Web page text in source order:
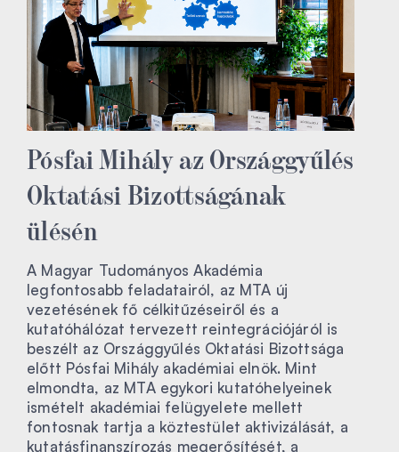
Pósfai Mihály az Országgyűlés
Oktatási Bizottságának
ülésén
A Magyar Tudományos Akadémia
legfontosabb feladatairól, az MTA új
vezetésének fő célkitűzéseiről és a
kutatóhálózat tervezett reintegrációjáról is
beszélt az Országgyűlés Oktatási Bizottsága
előtt Pósfai Mihály akadémiai elnök. Mint
elmondta, az MTA egykori kutatóhelyeinek
ismételt akadémiai felügyelete mellett
fontosnak tartja a köztestület aktivizálását, a
kutatásfinanszírozás megerősítését, a